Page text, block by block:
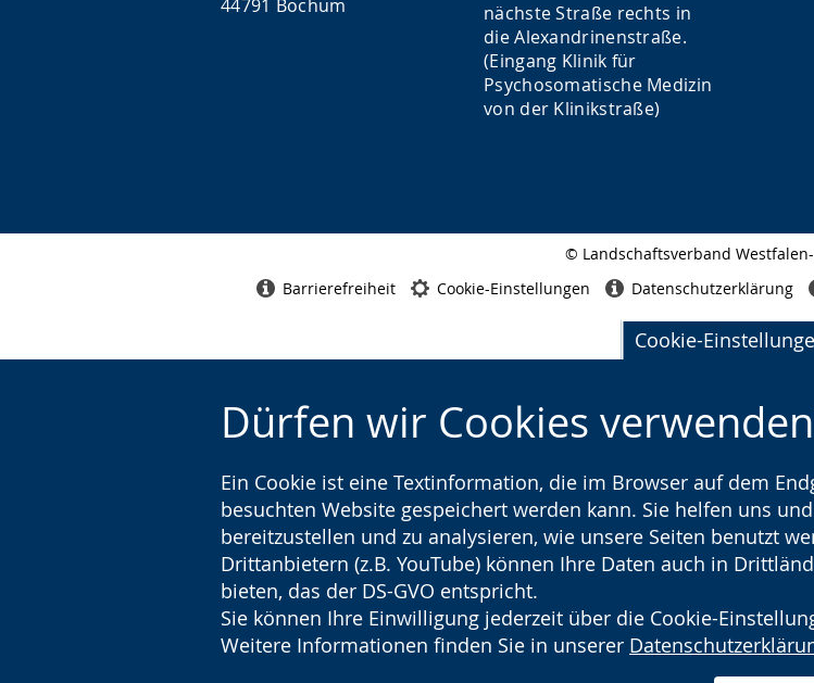
Cookie-
Dürfen wir Cookies
Ein Cookie ist eine Textinformation, die im Browser auf dem
besuchten Website gespeichert werden kann. Sie helfen uns
bereitzustellen und zu analysieren, wie unsere Seiten benutzt
Drittanbietern (z.B. YouTube) können Ihre Daten auch in
bieten, das der DS-GVO entspricht.
Sie können Ihre Einwilligung jederzeit über die Cookie-
Weitere Informationen finden Sie in unserer
44791 Bochum
nächste Straße rechts in
die Alexandrinenstraße.
(Eingang Klinik für
Psychosomatische Medizin
von der Klinikstraße)
© Landschaftsverband Westfalen-
Barrierefreiheit Cookie-Einstellungen Datenschutzerklärung